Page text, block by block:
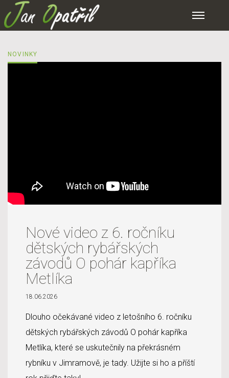
NOVINKY
Nové video z 6. ročníku
dětských rybářských
závodů O pohár kapříka
Metlíka
18.06.2026
Dlouho očekávané video z letošního 6. ročníku
dětských rybářských závodů O pohár kapříka
Metlíka, které se uskutečnily na překrásném
rybníku v Jimramově, je tady. Užijte si ho a příští